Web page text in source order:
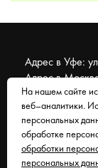
Адрес в Уфе:
Адрес в
© 2007 -
сайты.
На нашем сайте
веб–аналитики.
персональных
обработке
обработки
персональных